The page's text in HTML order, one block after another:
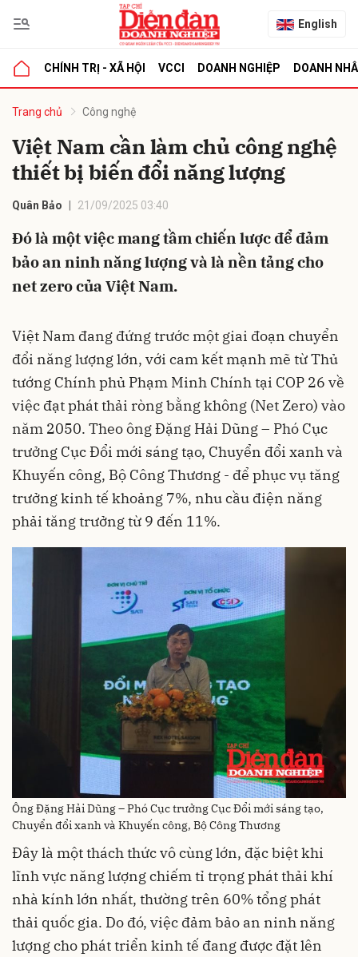
English
CHÍNH TRỊ - XÃ HỘI VCCI DOANH NGHIỆP DOANH
Trang chủ Công nghệ
Việt Nam cần làm chủ công nghệ
thiết bị biến đổi năng lượng
Quân Bảo 21/09/2025 03:40
Đó là một việc mang tầm chiến lược để đảm
bảo an ninh năng lượng và là nền tảng cho
net zero của Việt Nam.
Việt Nam đang đứng trước một giai đoạn chuyển
đổi năng lượng lớn, với cam kết mạnh mẽ từ Thủ
tướng Chính phủ Phạm Minh Chính tại COP 26 về
việc đạt phát thải ròng bằng không (Net Zero) vào
năm 2050. Theo ông Đặng Hải Dũng – Phó Cục
trưởng Cục Đổi mới sáng tạo, Chuyển đổi xanh và
Khuyến công, Bộ Công Thương - để phục vụ tăng
trưởng kinh tế khoảng 7%, nhu cầu điện năng
phải tăng trưởng từ 9 đến 11%.
Ông Đặng Hải Dũng – Phó Cục trưởng Cục Đổi mới sáng tạo,
Chuyển đổi xanh và Khuyến công, Bộ Công Thương
Đây là một thách thức vô cùng lớn, đặc biệt khi
lĩnh vực năng lượng chiếm tỉ trọng phát thải khí
nhà kính lớn nhất, thường trên 60% tổng phát
thải quốc gia. Do đó, việc đảm bảo an ninh năng
lượng cho phát triển kinh tế đang được đặt lên
luận
Hủy